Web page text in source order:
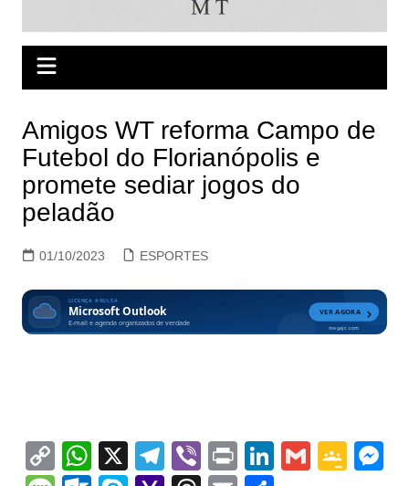
Amigos WT reforma Campo de
Futebol do Florianópolis e
promete sediar jogos do
peladão
01/10/2023 ESPORTES
C W X T Vi Pr Li G G M